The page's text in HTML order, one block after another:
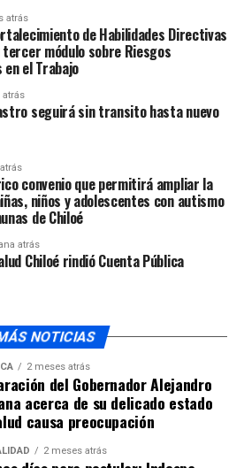
aparición del primer caso de
en la zona
atrás
de Habilidades Directivas
módulo sobre Riesgos
el Trabajo
atrás
seguirá sin transito hasta nuevo
convenio que permitirá ampliar la
niños y adolescentes con autismo
de Chiloé
atrás
Chiloé rindió Cuenta Pública
NOTICIAS
2 meses atrás
del Gobernador Alejandro
acerca de su delicado estado
causa preocupación
2 meses atrás